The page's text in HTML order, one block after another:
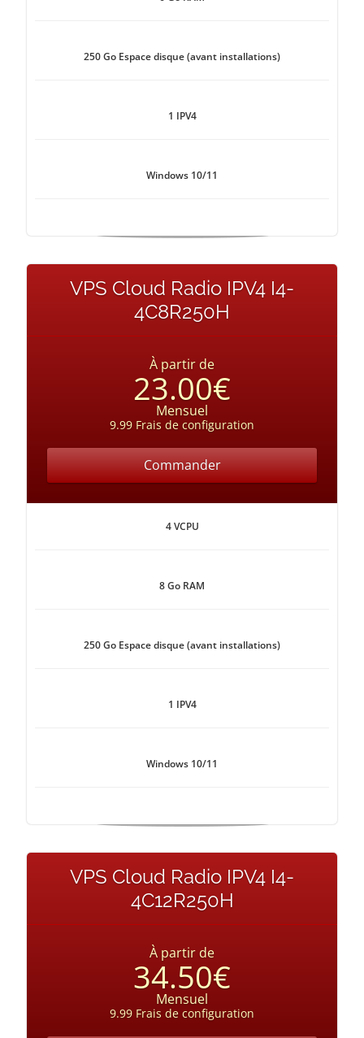
250 Go Espace disque (avant installations)
1 IPV4
Windows 10/11
VPS Cloud Radio IPV4 I4-
4C8R250H
À partir de
23.00€
Mensuel
9.99 Frais de configuration
Commander
4 VCPU
8 Go RAM
250 Go Espace disque (avant installations)
1 IPV4
Windows 10/11
VPS Cloud Radio IPV4 I4-
4C12R250H
À partir de
34.50€
Mensuel
9.99 Frais de configuration